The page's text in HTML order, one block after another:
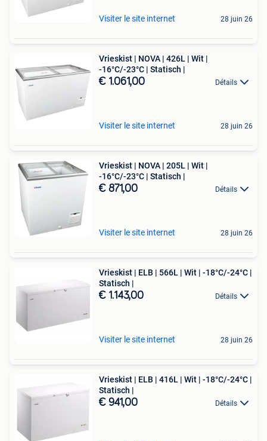
Visiter le site internet 28 juin 26
Vrieskist | NOVA | 426L | Wit |
-16°C/-23°C | Statisch |
€ 1.061,00 Détails
Visiter le site internet 28 juin 26
Vrieskist | NOVA | 205L | Wit |
-16°C/-23°C | Statisch |
€ 871,00 Détails
Visiter le site internet 28 juin 26
Vrieskist | ELB | 566L | Wit | -18°C/-24°C |
Statisch |
€ 1.143,00 Détails
Visiter le site internet 28 juin 26
Vrieskist | ELB | 416L | Wit | -18°C/-24°C |
Statisch |
€ 941,00 Détails